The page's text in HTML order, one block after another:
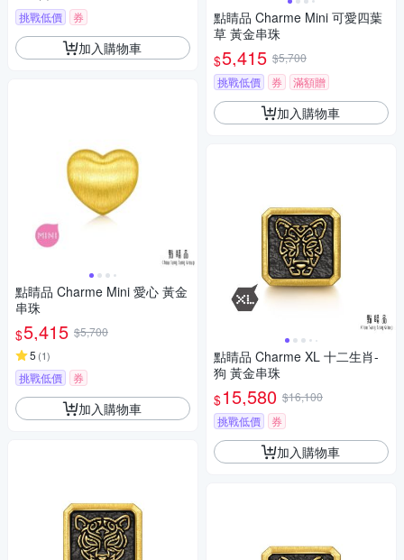
挑戰低價 券
加入購物車
點睛品 Charme Mini 愛心 黃金
串珠
$5,415 $5,700
5 (1)
挑戰低價 券
加入購物車
點睛品 Charme Mini 可愛四葉
草 黃金串珠
$5,415 $5,700
挑戰低價
券 滿額贈
加入購物車
點睛品 Charme XL 十二生肖-
狗 黃金串珠
$15,580 $16,100
挑戰低價
券
加入購物車